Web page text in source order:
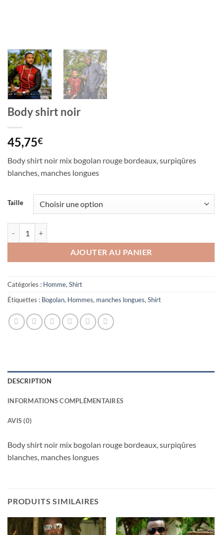
Body shirt noir
45,75€
Body shirt noir mix bogolan rouge bordeaux, surpiqûres
blanches, manches longues
Taille
AJOUTER AU PANIER
Catégories : Homme, Shirt
Étiquettes : Bogolan, Hommes, manches longues, Shirt
DESCRIPTION
INFORMATIONS COMPLÉMENTAIRES
AVIS (0)
Body shirt noir mix bogolan rouge bordeaux, surpiqûres
blanches, manches longues
PRODUITS SIMILAIRES